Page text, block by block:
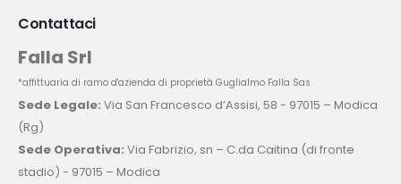
Contattaci
Falla Srl
*affittuaria di ramo d'azienda di proprietà Guglialmo Falla Sas
Sede Legale: Via San Francesco d’Assisi, 58 - 97015 – Modica
(Rg)
Sede Operativa: Via Fabrizio, sn – C.da Caitina (di fronte
stadio) - 97015 – Modica